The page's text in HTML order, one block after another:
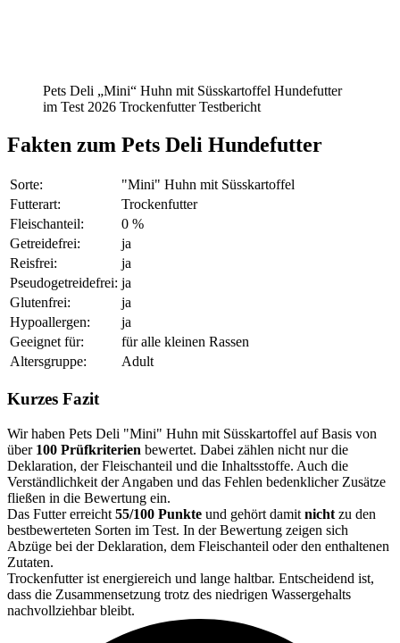
Pets Deli „Mini“ Huhn mit Süsskartoffel Hundefutter
im Test 2026 Trockenfutter Testbericht
Fakten zum Pets Deli Hundefutter
Sorte:
"Mini" Huhn mit Süsskartoffel
Futterart:
Trockenfutter
Fleischanteil:
0 %
Getreidefrei:
ja
Reisfrei:
ja
Pseudogetreidefrei: ja
Glutenfrei:
ja
Hypoallergen:
ja
Geeignet für:
für alle kleinen Rassen
Altersgruppe:
Adult
Kurzes Fazit
Wir haben Pets Deli "Mini" Huhn mit Süsskartoffel auf Basis von
über 100 Prüfkriterien bewertet. Dabei zählen nicht nur die
Deklaration, der Fleischanteil und die Inhaltsstoffe. Auch die
Verständlichkeit der Angaben und das Fehlen bedenklicher Zusätze
fließen in die Bewertung ein.
Das Futter erreicht 55/100 Punkte und gehört damit nicht zu den
bestbewerteten Sorten im Test. In der Bewertung zeigen sich
Abzüge bei der Deklaration, dem Fleischanteil oder den enthaltenen
Zutaten.
Trockenfutter ist energiereich und lange haltbar. Entscheidend ist,
dass die Zusammensetzung trotz des niedrigen Wassergehalts
nachvollziehbar bleibt.